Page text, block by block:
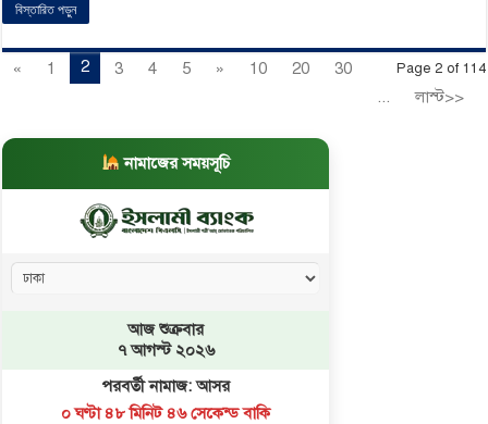
বিস্তারিত পড়ুন
Page 2 of 114
« 1 2 3 4 5 » 10 20
30
...
লাস্ট>>
নামাজের সময়সূচি
আজ শুক্রবার
৭ আগস্ট ২০২৬
পরবর্তী নামাজ: আসর
০ ঘণ্টা ৪৮ মিনিট ৪৪ সেকেন্ড বাকি